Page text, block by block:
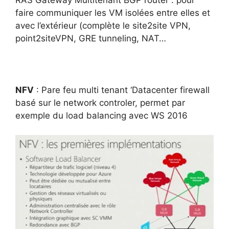
faire communiquer les VM isolées entre elles et
avec l’extérieur (complète le site2site VPN,
point2siteVPN, GRE tunneling, NAT…
NFV : Pare feu multi tenant ‘Datacenter firewall
basé sur le network controler, permet par
exemple du load balancing avec WS 2016